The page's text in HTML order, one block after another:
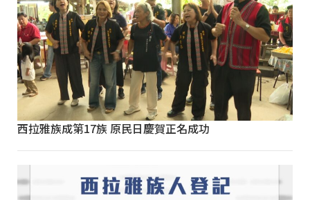
西拉雅族成第17族 原民日慶賀正名成功